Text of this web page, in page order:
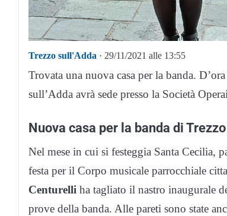
Trezzo sull'Adda · 29/11/2021 alle 13:55
Trovata una nuova casa per la banda.
sull’Adda avrà sede presso la Società
Nuova casa per la banda di
Nel mese in cui si festeggia Santa Cecilia,
festa per il Corpo musicale parrocchiale
Centurelli ha tagliato il nastro inaugurale
prove della banda. Alle pareti sono state